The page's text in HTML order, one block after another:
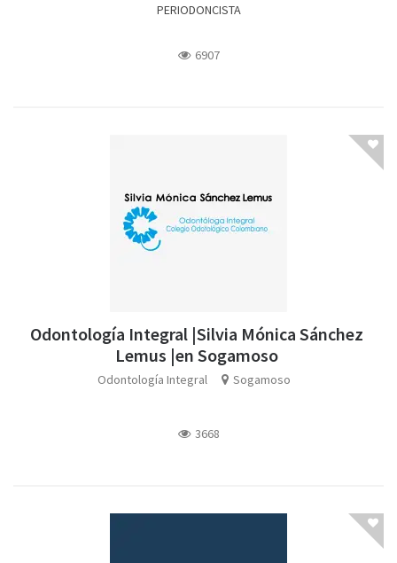
PERIODONCISTA
6907
Odontología Integral |Silvia Mónica Sánchez
Lemus |en Sogamoso
Odontología Integral Sogamoso
3668